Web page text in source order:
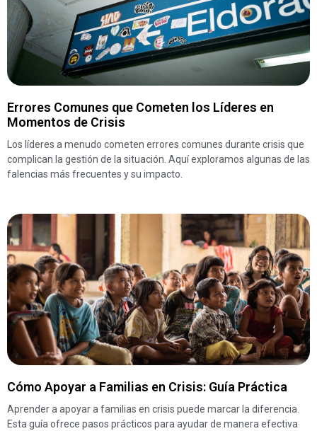
Errores Comunes que Cometen los Líderes en
Momentos de Crisis
Los líderes a menudo cometen errores comunes durante crisis que
complican la gestión de la situación. Aquí exploramos algunas de las
falencias más frecuentes y su impacto.
Cómo Apoyar a Familias en Crisis: Guía Práctica
Aprender a apoyar a familias en crisis puede marcar la diferencia.
Esta guía ofrece pasos prácticos para ayudar de manera efectiva